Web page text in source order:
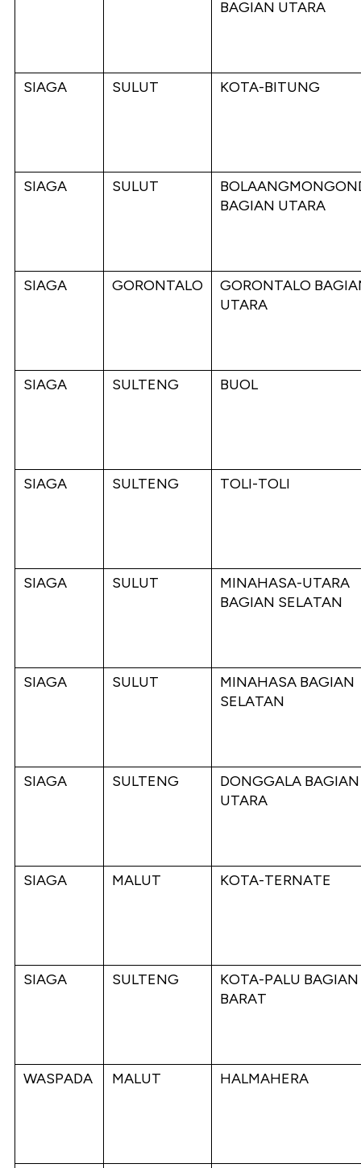
BAGIAN UTARA
SIAGA SULUT KOTA-BITUNG
SIAGA SULUT
BAGIAN UTARA
SIAGA GORONTALO
GORONTALO
UTARA
SIAGA SULTENG BUOL
SIAGA SULTENG TOLI-TOLI
SIAGA SULUT
MINAHASA-UTARA
BAGIAN SELATAN
SIAGA SULUT
MINAHASA BAGIAN
SELATAN
SIAGA SULTENG
DONGGALA BAGIAN
UTARA
SIAGA MALUT KOTA-TERNATE
SIAGA SULTENG
KOTA-PALU BAGIAN
BARAT
WASPADA MALUT HALMAHERA